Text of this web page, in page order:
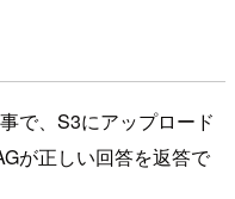
で、S3にアップロード
が正しい回答を返答で